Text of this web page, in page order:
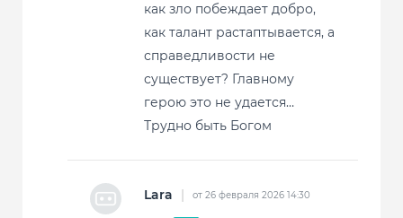
как зло побеждает добро,
как талант растаптывается, а
справедливости не
существует? Главному
герою это не удается…
Трудно быть Богом
Lara | от 26 февраля 2026 14:30